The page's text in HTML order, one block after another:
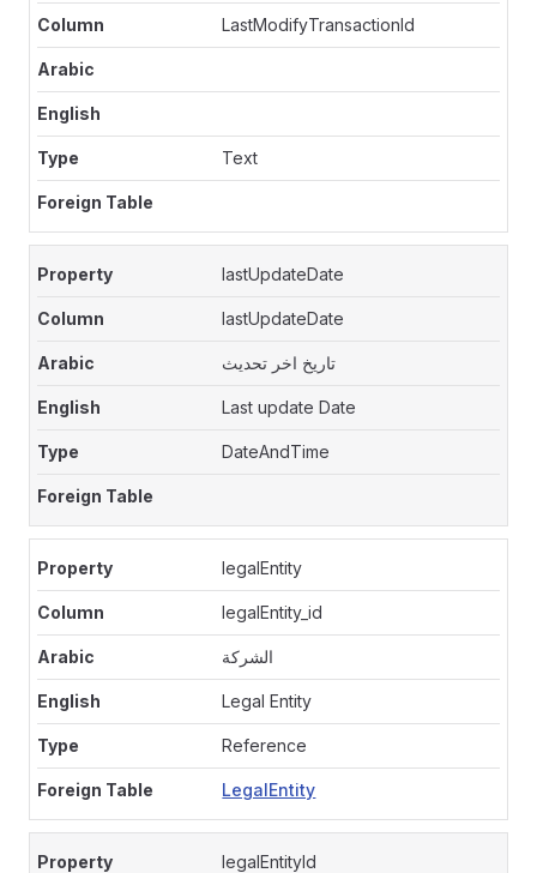
LastModifyTransactionId
Text
lastUpdateDate
lastUpdateDate
تاريخ اخر تحديث
Last update Date
DateAndTime
legalEntity
legalEntity_id
الشركة
Legal Entity
Reference
LegalEntity
legalEntityId